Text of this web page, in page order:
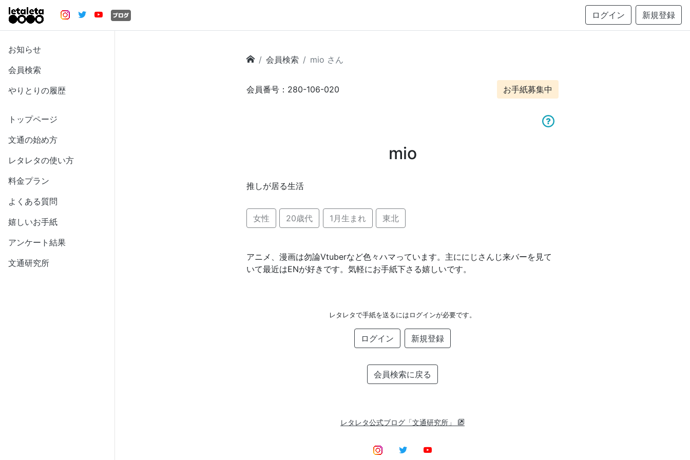
ログイン 新規登録
お知らせ
会員検索
やりとりの履歴
トップページ
文通の始め方
レタレタの使い方
料金プラン
よくある質問
嬉しいお手紙
アンケート結果
文通研究所
会員検索 mio さん
会員番号：280-106-020 お手紙募集中
mio
推しが居る生活
女性 20歳代 1月生まれ 東北
アニメ、漫画は勿論Vtuberなど色々ハマっています。主ににじさんじ来バーを見て
いて最近はENが好きです。気軽にお手紙下さる嬉しいです。
レタレタで手紙を送るにはログインが必要です。
ログイン 新規登録
会員検索に戻る
レタレタ公式ブログ「文通研究所」